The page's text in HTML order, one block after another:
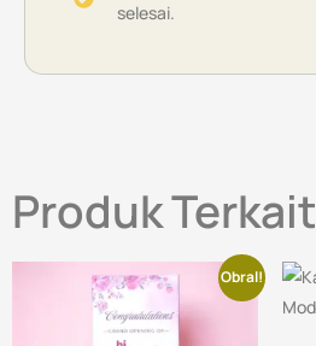
selesai.
Produk Terkait
Obral!